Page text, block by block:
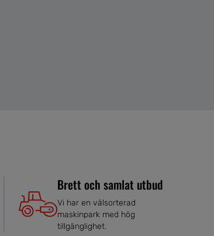
Brett och samlat utbud
Vi har en välsorterad
maskinpark med hög
tillgänglighet.